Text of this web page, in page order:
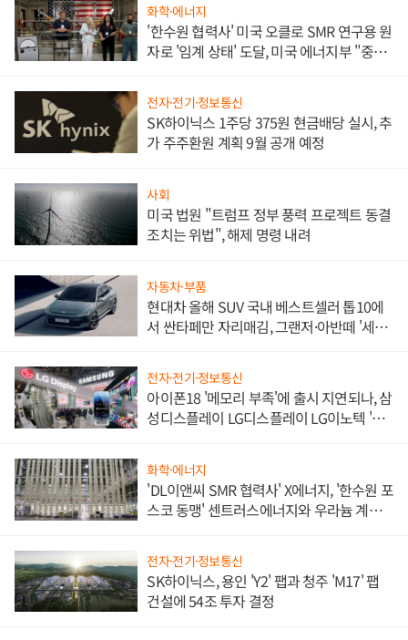
화학·에너지
'한수원 협력사' 미국 오클로 SMR 연구용 원
자로 '임계 상태' 도달, 미국 에너지부 "중요
전자·전기·정보통신
SK하이닉스 1주당 375원 현금배당 실시, 추
가 주주환원 계획 9월 공개 예정
사회
미국 법원 "트럼프 정부 풍력 프로젝트 동결
조치는 위법", 해제 명령 내려
자동차·부품
현대차 올해 SUV 국내 베스트셀러 톱10에
서 싼타페만 자리매김, 그랜저·아반떼 '세단
전자·전기·정보통신
아이폰18 '메모리 부족'에 출시 지연되나, 삼
성디스플레이 LG디스플레이 LG이노텍 '탈
화학·에너지
'DL이앤씨 SMR 협력사' X에너지, '한수원 포
스코 동맹' 센트러스에너지와 우라늄 계약
전자·전기·정보통신
SK하이닉스, 용인 'Y2' 팹과 청주 'M17' 팹
건설에 54조 투자 결정